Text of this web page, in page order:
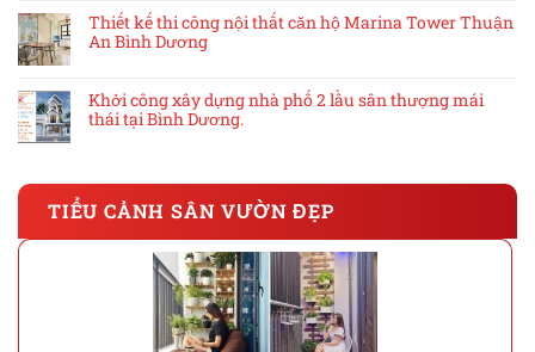
Thiết kế thi công nội thất căn hộ Marina Tower Thuận
An Bình Dương
Khởi công xây dựng nhà phố 2 lầu sân thượng mái
thái tại Bình Dương.
TIỂU CẢNH SÂN VƯỜN ĐẸP